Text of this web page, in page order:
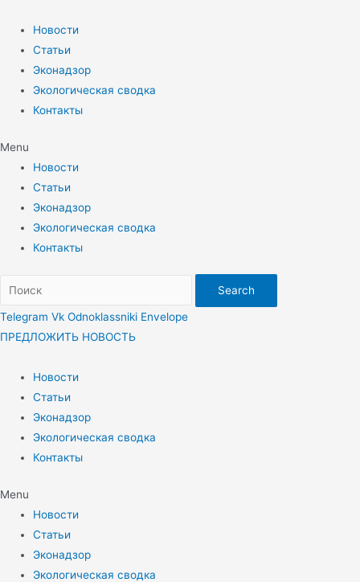
содержимому
Новости
Статьи
Эконадзор
Экологическая сводка
Контакты
Menu
Новости
Статьи
Эконадзор
Экологическая сводка
Контакты
Search
Telegram Vk Odnoklassniki Envelope
ПРЕДЛОЖИТЬ НОВОСТЬ
Новости
Статьи
Эконадзор
Экологическая сводка
Контакты
Menu
Новости
Статьи
Эконадзор
Экологическая сводка